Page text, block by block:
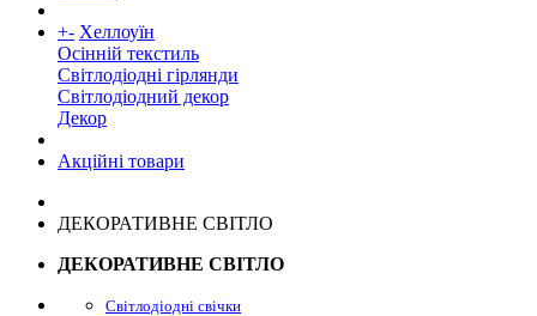
+- Хеллоуїн
Осінній текстиль
Світлодіодні гірлянди
Світлодіодний декор
Декор
Акційні товари
ДЕКОРАТИВНЕ СВІТЛО
ДЕКОРАТИВНЕ СВІТЛО
Світлодіодні свічки